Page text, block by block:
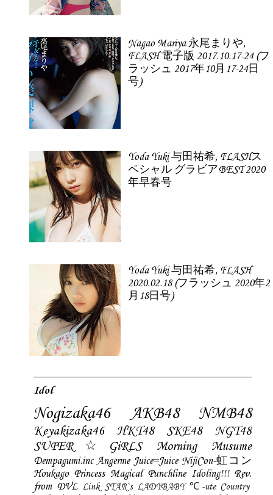
Nagao Mariya 永尾まりや,
FLASH 電子版 2017.10.17-24 (フ
ラッシュ 2017年10月17-24日
号)
Yoda Yuki 与田祐希, FLASHス
ペシャル グラビアBEST 2020
年早春号
Yoda Yuki 与田祐希, FLASH
2020.02.18 (フラッシュ 2020年2
月18日号)
Idol
Nogizaka46 AKB48 NMB48
Keyakizaka46 HKT48 SKE48
NGT48
SUPER☆GiRLS
Morning Musume
Dempagumi.inc Angerme Juice=Juice NijiCon-虹コン
Houkago Princess Magical Punchline Idoling!!! Rev.
from DVL Link STAR`s LADYBABY ℃-ute Country